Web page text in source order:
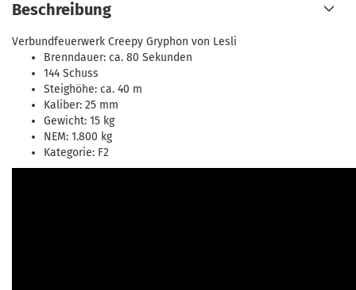
Beschreibung
Verbundfeuerwerk Creepy Gryphon von Lesli
Brenndauer: ca. 80 Sekunden
144 Schuss
Steighöhe: ca. 40 m
Kaliber: 25 mm
Gewicht: 15 kg
NEM: 1.800 kg
Kategorie: F2